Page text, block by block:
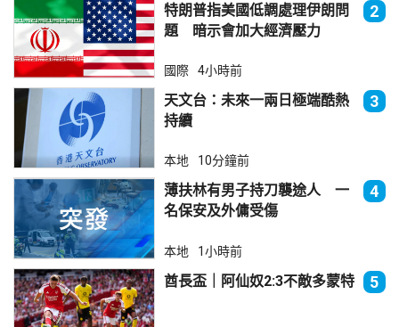
特朗普指美國低調處理伊朗問
題 暗示會加大經濟壓力
2
國際 4小時前
天文台：未來一兩日極端酷熱
持續
3
本地 10分鐘前
薄扶林有男子持刀襲途人 一
名保安及外傭受傷
4
本地 1小時前
酋長盃｜阿仙奴2:3不敵多蒙特 5